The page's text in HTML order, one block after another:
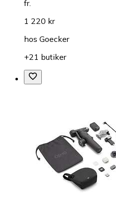
fr.
1 220 kr
hos Goecker
+21 butiker